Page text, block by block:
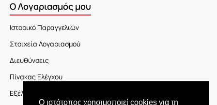
Ο ιστότοπος χρησιμοποιεί cookies για τη
Ο Λογαριασμός μου
Ιστορικό Παραγγελιών
Στοιχεία Λογαριασμού
Διευθύνσεις
Πίνακας Ελέγχου
Εξέλιξη Παραγγελίας